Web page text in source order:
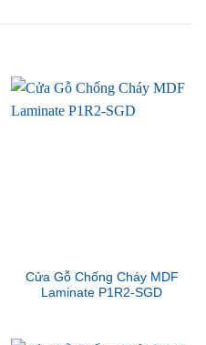
Cửa Gỗ Chống Cháy MDF
Laminate P1R2-SGD